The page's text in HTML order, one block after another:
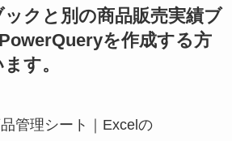
クと別の商品販売実績ブ
を作成する方
す。
管理シート｜Excelの